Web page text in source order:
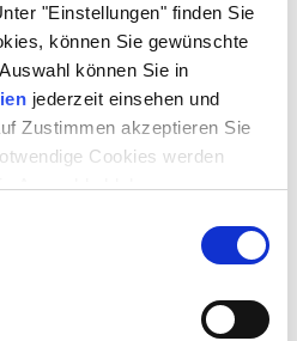
"Einstellungen" finden Sie
können Sie gewünschte
können Sie in
jederzeit einsehen und
Zustimmen akzeptieren Sie
Cookies werden
Auswahl ablehnen.
FÜR SIE: